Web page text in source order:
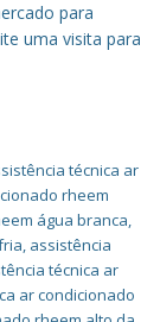
para
uma visita para
técnica ar
rheem
água branca,
, assistência
técnica ar
ar condicionado